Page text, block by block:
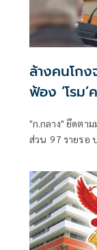
ล้างคนโก
ฟ้อง ‘
"ก.กลาง" ยึดตา
ส่วน 97 รายรอ